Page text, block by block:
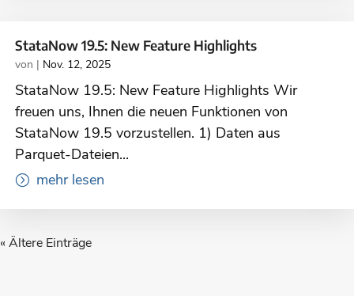
StataNow 19.5: New Feature Highlights
von | Nov. 12, 2025
StataNow 19.5: New Feature Highlights Wir
freuen uns, Ihnen die neuen Funktionen von
StataNow 19.5 vorzustellen. 1) Daten aus
Parquet-Dateien...
mehr lesen
« Ältere Einträge